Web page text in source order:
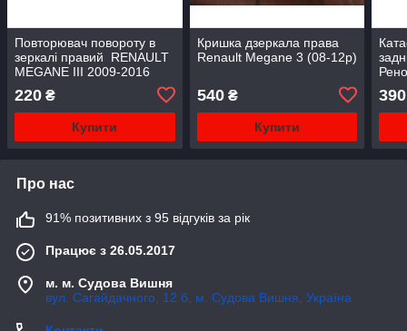
Повторювач повороту в
зеркалі правий RENAULT
MEGANE III 2009-2016
220 ₴
Купити
Кришка дзеркала права
Renault Megane 3 (08-12р)
540₴
Купити
390
Про нас
91% позитивних з 95 відгуків за рік
Працює з 26.05.2017
м. м. Судова Вишня
вул. Сагайдачного, 12 б, м. Судова Вишня, Україна